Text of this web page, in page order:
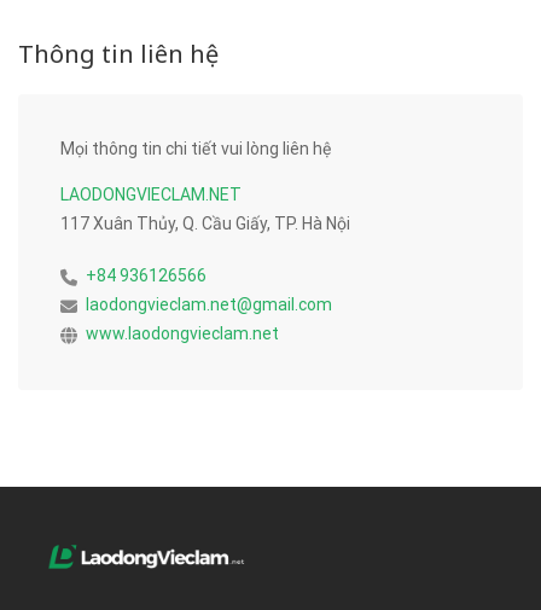
Thông tin liên hệ
Mọi thông tin chi tiết vui lòng liên hệ
LAODONGVIECLAM.NET
117 Xuân Thủy, Q. Cầu Giấy, TP. Hà Nội
+84 936126566
laodongvieclam.net@gmail.com
www.laodongvieclam.net